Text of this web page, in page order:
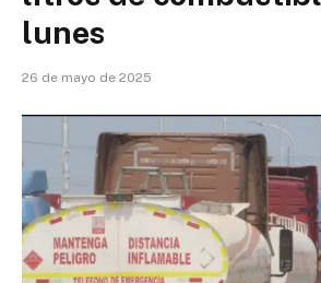
lunes
26 de mayo de 2025